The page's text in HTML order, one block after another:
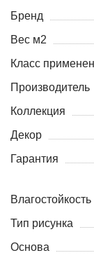
Бренд
Вес м2
Класс
Производитель
Коллекция
Декор
Гарантия
Влагостойкость
Тип рисунка
Основа